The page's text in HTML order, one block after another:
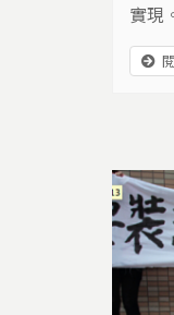
實現
只是
爭。